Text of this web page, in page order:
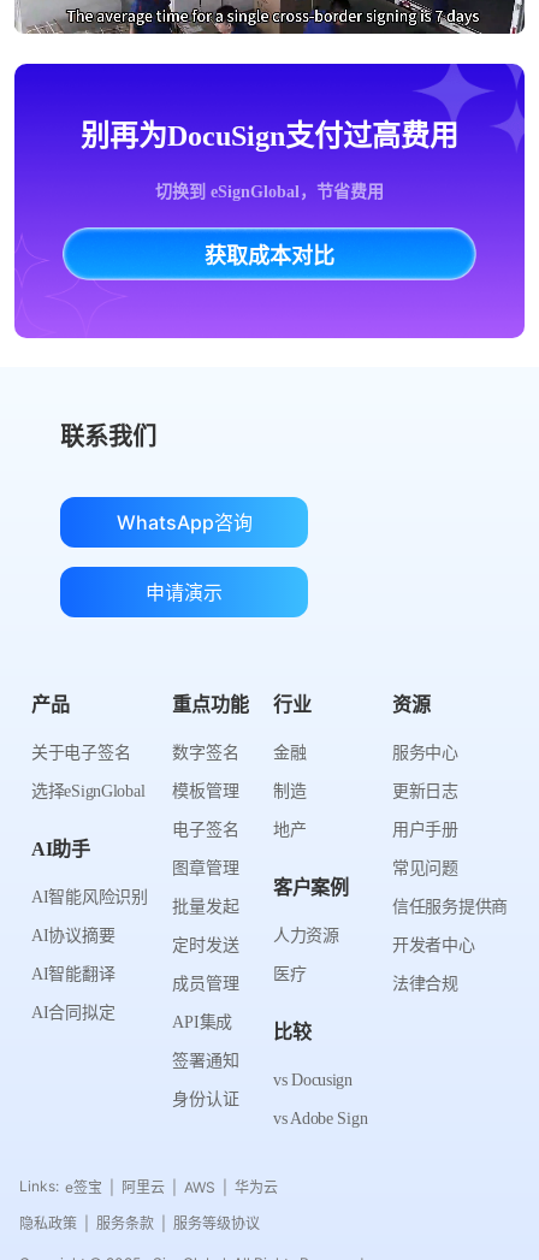
别再为DocuSign支付过高费用
切换到 eSignGlobal，节省费用
获取成本对比
联系我们
WhatsApp咨询
申请演示
产品
关于电子签名
选择eSignGlobal
AI助手
AI智能风险识别
AI协议摘要
AI智能翻译
AI合同拟定
重点功能
数字签名
模板管理
电子签名
图章管理
批量发起
定时发送
成员管理
API集成
签署通知
身份认证
行业
金融
制造
地产
客户案例
人力资源
医疗
比较
vs Docusign
vs Adobe Sign
资源
服务中心
更新日志
用户手册
常见问题
信任服务提供商
开发者中心
法律合规
Links: e签宝 阿里云 AWS
华为云
隐私政策
服务条款 服务等级协议